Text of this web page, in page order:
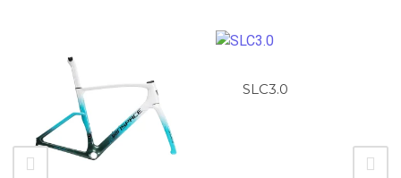
SLC3.0 C5 Aero